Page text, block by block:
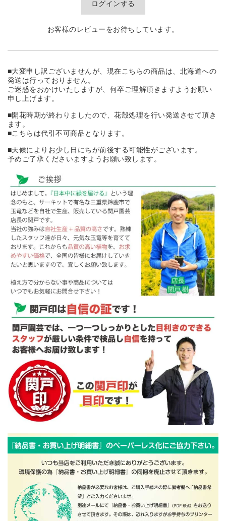
ログインする
お客様のレビューをお待ちしています。
■大変申し訳ございませんが、現在こちらの商品は、北海道への
発送は行っておりません。
ご迷惑をおかけいたしますが、何卒ご理解頂きますようお願い
申し上げます。
■開花時期が終わりましたので、花殻処理を行い発送させて頂き
ます。
■こちらは代引不可商品となります。
■天候によりお少し日にちが前後する可能性がございます。
予めご了承くださいますようお願い致します。